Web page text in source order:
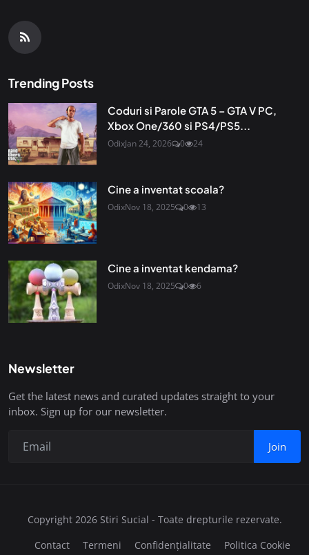
Trending Posts
Coduri si Parole GTA 5 – GTA V PC,
Xbox One/360 si PS4/PS5...
OdixJan 24, 2026 0 24
Cine a inventat scoala?
OdixNov 18, 2025 0 13
Cine a inventat kendama?
OdixNov 18, 2025 0 6
Newsletter
Get the latest news and curated updates straight to your
inbox. Sign up for our newsletter.
Join
Copyright 2026 Stiri Sucial - Toate drepturile rezervate.
Contact
Termeni Confidențialitate Politica Cookie